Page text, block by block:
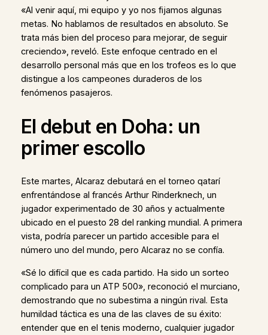
«Al venir aquí, mi equipo y yo nos fijamos algunas
metas. No hablamos de resultados en absoluto. Se
trata más bien del proceso para mejorar, de seguir
creciendo», reveló. Este enfoque centrado en el
desarrollo personal más que en los trofeos es lo que
distingue a los campeones duraderos de los
fenómenos pasajeros.
El debut en Doha: un
primer escollo
Este martes, Alcaraz debutará en el torneo qatarí
enfrentándose al francés Arthur Rinderknech, un
jugador experimentado de 30 años y actualmente
ubicado en el puesto 28 del ranking mundial. A primera
vista, podría parecer un partido accesible para el
número uno del mundo, pero Alcaraz no se confía.
«Sé lo difícil que es cada partido. Ha sido un sorteo
complicado para un ATP 500», reconoció el murciano,
demostrando que no subestima a ningún rival. Esta
humildad táctica es una de las claves de su éxito:
entender que en el tenis moderno, cualquier jugador